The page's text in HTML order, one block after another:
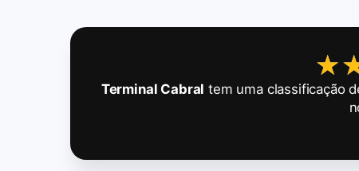
Terminal Cabral tem uma classificação